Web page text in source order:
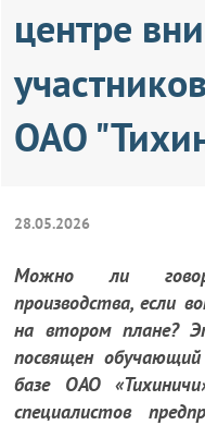
центре
ОАО
28.05.2026
Можно ли
производства, если
на втором плане?
посвящен
базе ОАО
специалистов